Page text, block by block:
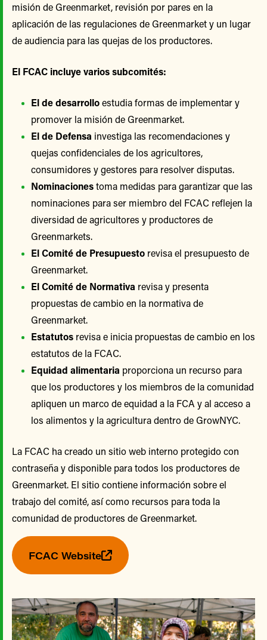
misión de Greenmarket, revisión por pares en la
aplicación de las regulaciones de Greenmarket y un lugar
de audiencia para las quejas de los productores.
El FCAC incluye varios subcomités:
El de desarrolloestudia formas de implementar y
promover la misión de Greenmarket.
El de Defensa investiga las recomendaciones y
quejas confidenciales de los agricultores,
consumidores y gestores para resolver disputas.
Nominacionestoma medidas para garantizar que las
nominaciones para ser miembro del FCAC reflejen la
diversidad de agricultores y productores de
Greenmarkets.
El Comité de Presupuesto revisa el presupuesto de
Greenmarket.
El Comité de Normativa revisa y presenta
propuestas de cambio en la normativa de
Greenmarket.
Estatutos revisa e inicia propuestas de cambio en los
estatutos de la FCAC.
Equidad alimentaria proporciona un recurso para
que los productores y los miembros de la comunidad
apliquen un marco de equidad a la FCA y al acceso a
los alimentos y la agricultura dentro de GrowNYC.
La FCAC ha creado un sitio web interno protegido con
contraseña y disponible para todos los productores de
Greenmarket. El sitio contiene información sobre el
trabajo del comité, así como recursos para toda la
comunidad de productores de Greenmarket.
FCAC Website